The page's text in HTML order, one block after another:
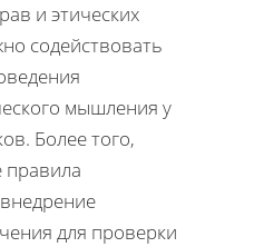
и этических
содействовать
мышления у
Более того,
правила
для проверки